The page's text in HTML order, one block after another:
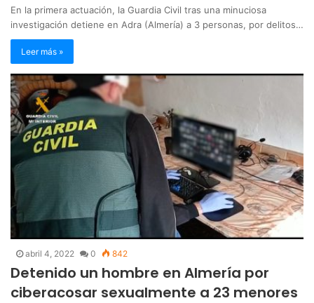
En la primera actuación, la Guardia Civil tras una minuciosa
investigación detiene en Adra (Almería) a 3 personas, por delitos…
Leer más »
abril 4, 2022 0 842
Detenido un hombre en Almería por
ciberacosar sexualmente a 23 menores